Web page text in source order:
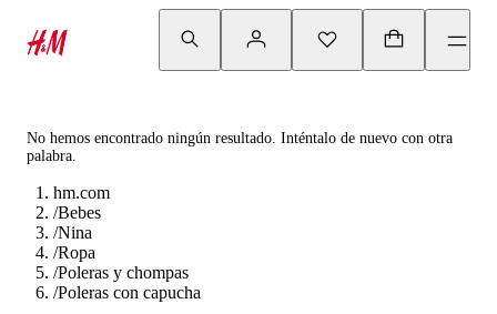
No hemos encontrado ningún resultado. Inténtalo de nuevo con otra
palabra.
hm.com
/Bebes
/Nina
/Ropa
/Poleras y chompas
/Poleras con capucha